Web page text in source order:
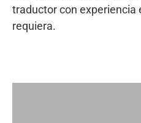
traductor con experiencia
requiera.